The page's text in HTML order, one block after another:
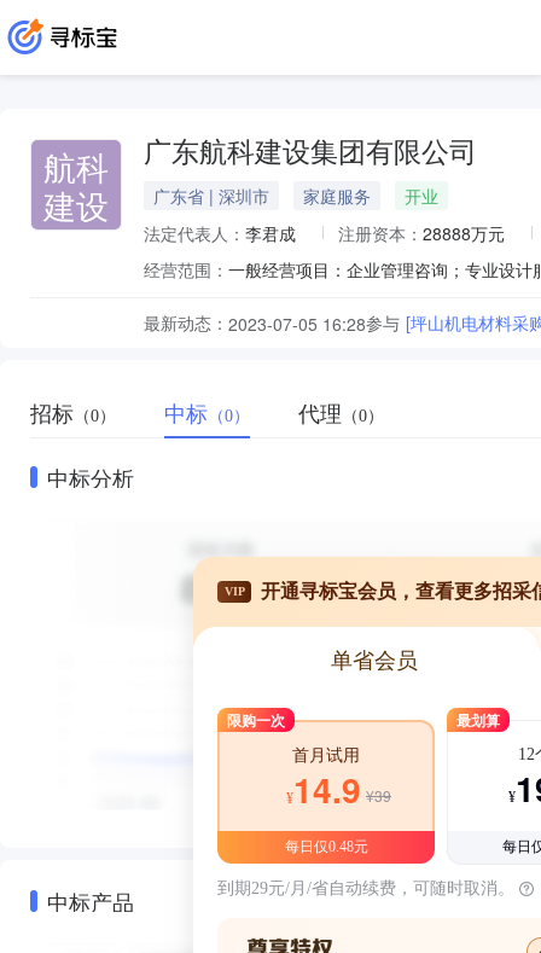
航科
建设
广东航科建设集团有限公司
广东省 | 深圳市 家庭服务
开业
法定代表人： 李君成 注册资本： 28888万元
经营范围：
最新动态： 2023-07-05 16:28参与 [坪山机电材料采
招标 （0） 中标 （0） 代理 （0）
中标分析
中标产品
VIP 开通寻标宝会员，查看更多招采
单省会员
限购一次
首月试用
¥14.9 ¥39
每日仅0.48元
最划算
12
¥
每日
到期29元/月/省自动续费，可随时取消。